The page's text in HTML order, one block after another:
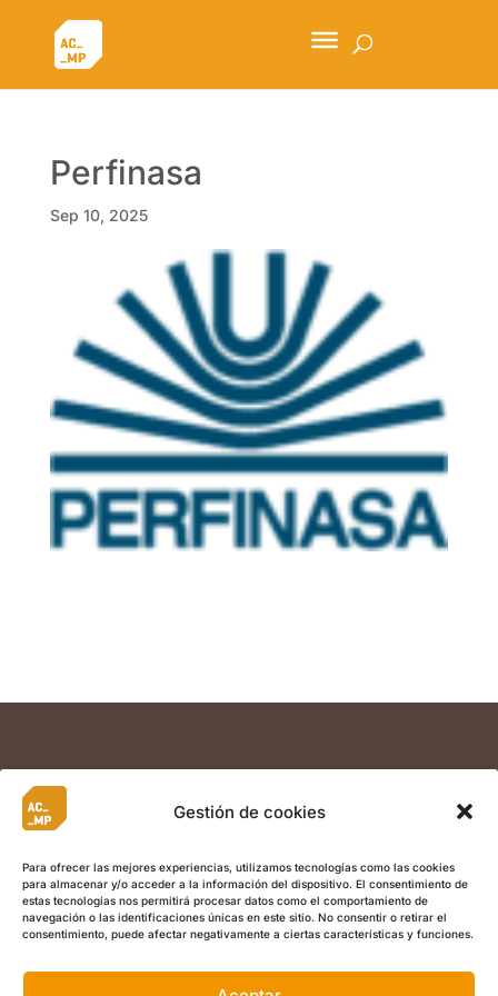
Gestión de cookies
Para ofrecer las mejores experiencias, utilizamos tecnologías como las cookies
para almacenar y/o acceder a la información del dispositivo. El consentimiento de
estas tecnologías nos permitirá procesar datos como el comportamiento de
navegación o las identificaciones únicas en este sitio. No consentir o retirar el
consentimiento, puede afectar negativamente a ciertas características y funciones.
Perfinasa
Sep 10, 2025